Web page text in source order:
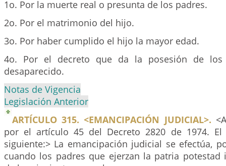
1o. Por la muerte real o presunta de los padres.
2o. Por el matrimonio del hijo.
3o. Por haber cumplido el hijo la mayor edad.
4o. Por el decreto que da la posesión de los
desaparecido.
Notas de Vigencia
Legislación Anterior
ARTÍCULO 315. <EMANCIPACIÓN JUDICIAL>.
por el artículo 45 del Decreto 2820 de 1974.
siguiente:> La emancipación judicial se efectúa,
cuando los padres que ejerzan la patria potestad